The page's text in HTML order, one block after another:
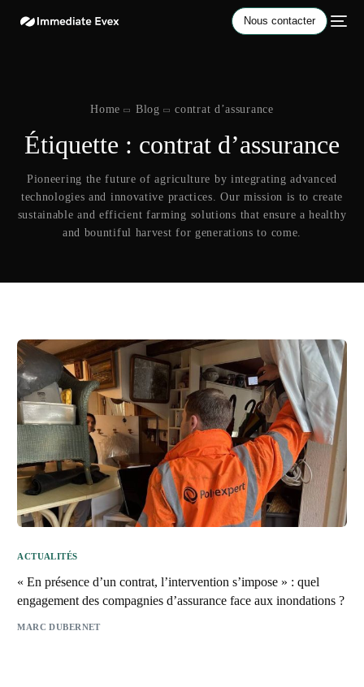
Nous contacter
Home Blog contrat d’assurance
Étiquette : contrat d’assurance
Pioneering the future of agriculture by integrating advanced
technologies and innovative practices. Our mission is to create
sustainable and efficient farming solutions that ensure a healthy
and bountiful harvest for generations to come.
ACTUALITÉS
« En présence d’un contrat, l’intervention s’impose » : quel
engagement des compagnies d’assurance face aux inondations ?
MARC DUBERNET